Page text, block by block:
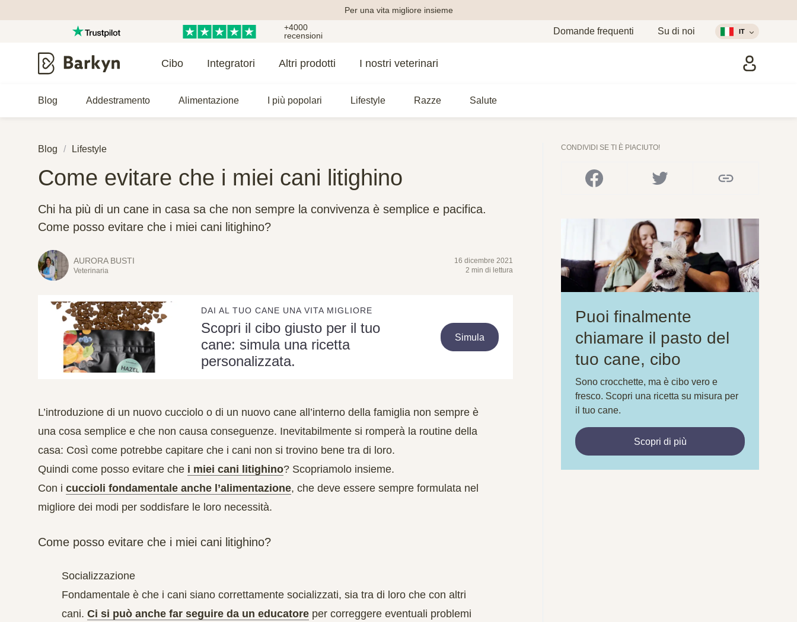
Per una vita migliore insieme
+4000
recensioni
Domande frequenti Su di noi IT
Cibo Integratori Altri prodotti I nostri veterinari
Blog Addestramento Alimentazione I più popolari Lifestyle Razze Salute
Blog Lifestyle
Come evitare che i miei cani litighino
Chi ha più di un cane in casa sa che non sempre la convivenza è semplice e pacifica.
Come posso evitare che i miei cani litighino?
AURORA BUSTI
Veterinaria
16 dicembre 2021
2 min di lettura
DAI AL TUO CANE UNA VITA MIGLIORE
Scopri il cibo giusto per il tuo
cane: simula una ricetta
personalizzata.
Simula
L’introduzione di un nuovo cucciolo o di un nuovo cane all’interno della famiglia non sempre è
una cosa semplice e che non causa conseguenze. Inevitabilmente si romperà la routine della
casa: Così come potrebbe capitare che i cani non si trovino bene tra di loro.
Quindi come posso evitare che i miei cani litighino? Scopriamolo insieme.
Con i cuccioli fondamentale anche l’alimentazione, che deve essere sempre formulata nel
migliore dei modi per soddisfare le loro necessità.
Come posso evitare che i miei cani litighino?
Socializzazione
Fondamentale è che i cani siano correttamente socializzati, sia tra di loro che con altri
cani. Ci si può anche far seguire da un educatore per correggere eventuali problemi
CONDIVIDI SE TI È PIACIUTO!
Puoi finalmente
chiamare il pasto del
tuo cane, cibo
Sono crocchette, ma è cibo vero e
fresco. Scopri una ricetta su misura per
il tuo cane.
Scopri di più